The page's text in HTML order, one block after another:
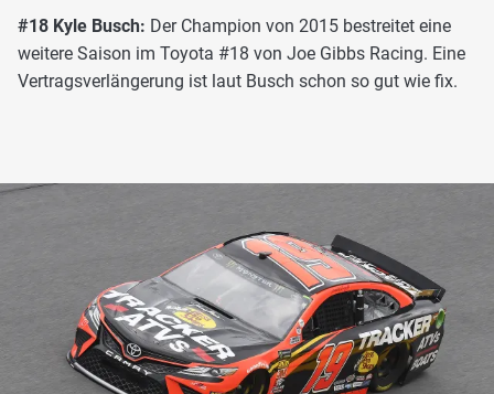
#18 Kyle Busch: Der Champion von 2015 bestreitet eine
weitere Saison im Toyota #18 von Joe Gibbs Racing. Eine
Vertragsverlängerung ist laut Busch schon so gut wie fix.